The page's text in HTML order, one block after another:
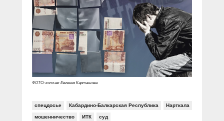
Социальные ролики
Документальные фильмы
Прямой разговор
В знании сила
Специальный репортаж
КиберПОСТОВОЙ
Газета «Щит и меч»
Журнал «Полиция России»
О ПОРТАЛЕ
Контакты
Вакансии
ФОТО: коллаж Евгения Карташова
спецдосье Кабардино-Балкарская Республика Нарткала
мошенничество ИТК суд